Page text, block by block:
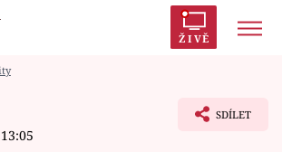
ŽIVĚ
SDÍLET